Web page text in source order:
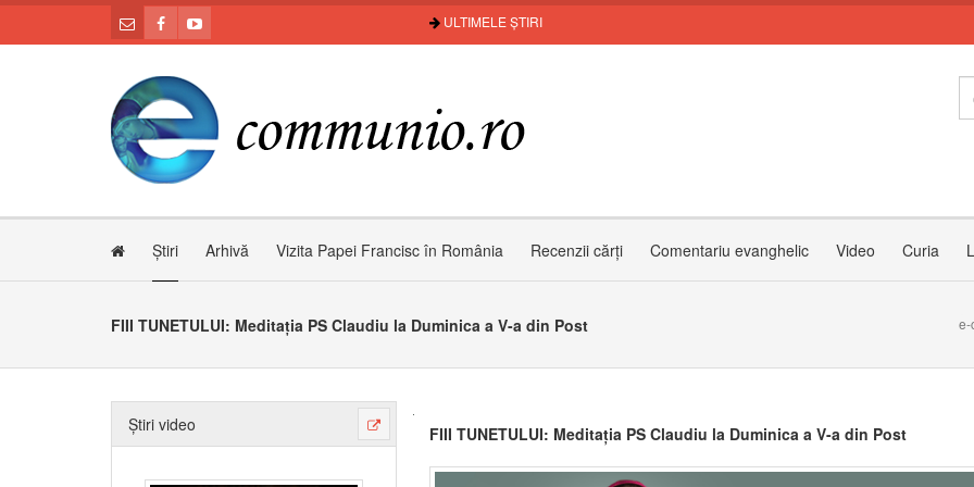
ULTIMELE ȘTIRI
Știri Arhivă Vizita Papei Francisc în România Recenzii cărți Comentariu evanghelic Video Curia
FIII TUNETULUI: Meditația PS Claudiu la Duminica a V-a din Post e-
Știri video FIII TUNETULUI: Meditația PS Claudiu la Duminica a V-a din Post